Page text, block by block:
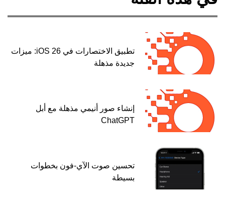
تطبيق الاختصارات في iOS 26: ميزات
جديدة مذهلة
إنشاء صور أنيمي مذهلة مع أبل
ChatGPT
تحسين صوت الآي-فون بخطوات
بسيطة